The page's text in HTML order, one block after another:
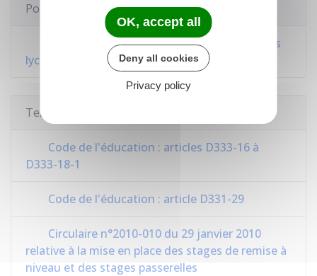
Pour en savoir plus
Les dispositifs d'accompagnement pour les
lycéens
Textes de référence
Code de l'éducation : articles D333-16 à
D333-18-1
Code de l'éducation : article D331-29
Circulaire n°2010-010 du 29 janvier 2010
relative à la mise en place des stages de remise à
niveau et des stages passerelles
OK, accept all
Deny all cookies
Privacy policy